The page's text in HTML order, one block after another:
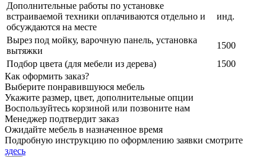
Дополнительные работы по установке
встраиваемой техники оплачиваются отдельно и
обсуждаются на месте
инд.
Вырез под мойку, варочную панель, установка
вытяжки
1500
Подбор цвета (для мебели из дерева)
1500
Как оформить заказ?
Выберите понравившуюся мебель
Укажите размер, цвет, дополнительные опции
Воспользуйтесь корзиной или позвоните нам
Менеджер подтвердит заказ
Ожидайте мебель в назначенное время
Подробную инструкцию по оформлению заявки смотрите
здесь